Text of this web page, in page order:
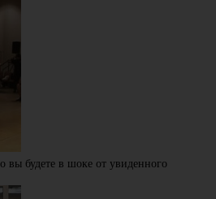
вы будете в шоке от увиденного